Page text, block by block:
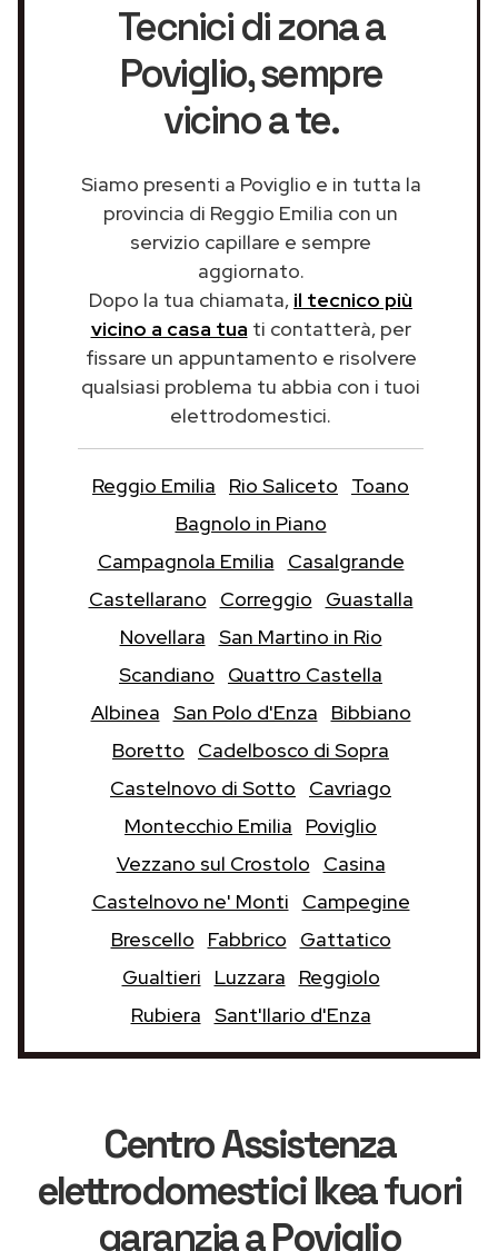
Tecnici di zona a
Poviglio, sempre
vicino a te.
Siamo presenti a Poviglio e in tutta la
provincia di Reggio Emilia con un
servizio capillare e sempre
aggiornato.
Dopo la tua chiamata, il tecnico più
vicino a casa tua ti contatterà, per
fissare un appuntamento e risolvere
qualsiasi problema tu abbia con i tuoi
elettrodomestici.
Reggio Emilia Rio Saliceto
Toano
Bagnolo in Piano
Campagnola Emilia
Casalgrande
Castellarano
Correggio
Guastalla
Novellara San Martino in Rio
Scandiano
Quattro Castella
Albinea San Polo d'Enza
Bibbiano
Boretto
Cadelbosco di Sopra
Castelnovo di Sotto
Cavriago
Montecchio Emilia
Poviglio
Vezzano sul Crostolo
Casina
Castelnovo ne' Monti
Campegine
Brescello
Fabbrico
Gattatico
Gualtieri
Luzzara
Reggiolo
Rubiera Sant'Ilario d'Enza
Centro Assistenza
elettrodomestici Ikeafuori
garanziaa Poviglio